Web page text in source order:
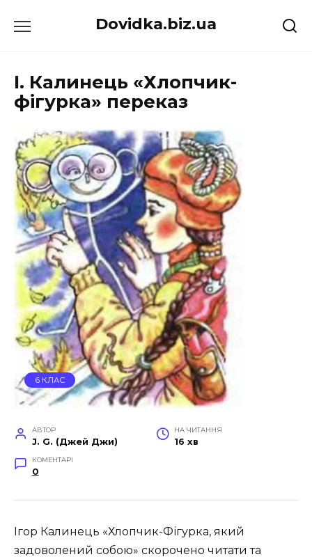
до
Dovidka.biz.ua
І. Калинець «Хлопчик-
фігурка» переказ
6 КЛАС
АВТОР
J. G. (Джей Джи)
НА ЧИТАННЯ
16 хв
КОМЕНТАРІ
0
Ігор Калинець «Хлопчик-Фігурка, який
задоволений собою» скорочено читати та